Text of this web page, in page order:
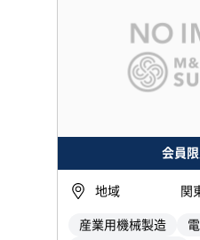
会員
地域 関
産業用機械製造